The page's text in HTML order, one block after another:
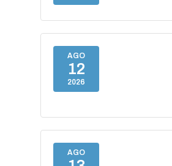
AGO
12
2026
AGO